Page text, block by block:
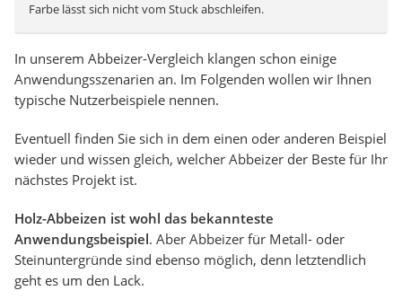
Farbe lässt sich nicht vom Stuck abschleifen.
In unserem Abbeizer-Vergleich klangen schon einige
Anwendungsszenarien an. Im Folgenden wollen wir Ihnen
typische Nutzerbeispiele nennen.
Eventuell finden Sie sich in dem einen oder anderen Beispiel
wieder und wissen gleich, welcher Abbeizer der Beste für Ihr
nächstes Projekt ist.
Holz-Abbeizen ist wohl das bekannteste
Anwendungsbeispiel. Aber Abbeizer für Metall- oder
Steinuntergründe sind ebenso möglich, denn letztendlich
geht es um den Lack.